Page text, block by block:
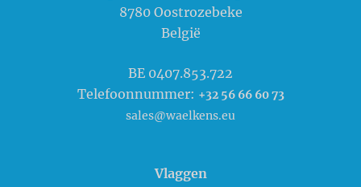
8780 Oostrozebeke
België
BE 0407.853.722
Telefoonnummer: +32 56 66 60 73
sales@waelkens.eu
Vlaggen